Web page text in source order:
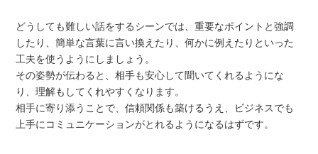
どうしても難しい話をするシーンでは、重要なポイントと強調
したり、簡単な言葉に言い換えたり、何かに例えたりといった
工夫を使うようにしましょう。
その姿勢が伝わると、相手も安心して聞いてくれるようにな
り、理解もしてくれやすくなります。
相手に寄り添うことで、信頼関係も築けるうえ、ビジネスでも
上手にコミュニケーションがとれるようになるはずです。